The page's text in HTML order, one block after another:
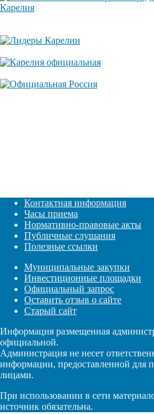
Контактная информация
Часы приема
Нормативно-правовые акты
Публичные слушания
Полезные ссылки
Муниципальные закупки
Инвестиционные площадки
Официальный запрос
Оставить отзыв о сайте
Старый сайт
Информация размещенная
официальной.
Администрация не несет
информации, предоставленной для
лицами.
При использовании в сети
источник обязательна.